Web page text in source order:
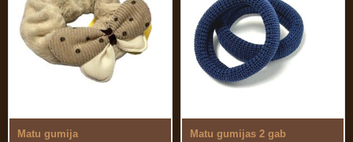
Matu gumija
Matu gumijas 2 gab